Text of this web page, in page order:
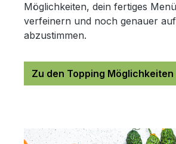
Möglichkeiten, dein fertiges
verfeinern und noch genauer
abzustimmen.
Zu den Topping Möglichkeiten